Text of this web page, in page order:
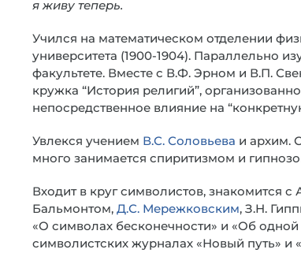
я живу теперь.
Учился на математическом отделении
университета (1900-1904). Параллельно
факультете. Вместе с В.Ф. Эрном и В.П.
кружка “История религий”,
непосредственное влияние на
Увлекся учением В.С. Соловьева и архим.
много занимается спиритизмом и
Входит в круг символистов, знакомится
Бальмонтом, Д.С. Мережковским, З.Н.
«О символах бесконечности» и «Об
символистских журналах «Новый путь» и